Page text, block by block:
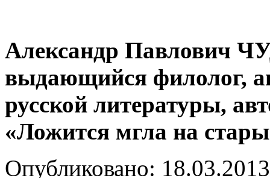
Александр Павлович
выдающийся филолог,
русской литературы,
«Ложится мгла на
Опубликовано: